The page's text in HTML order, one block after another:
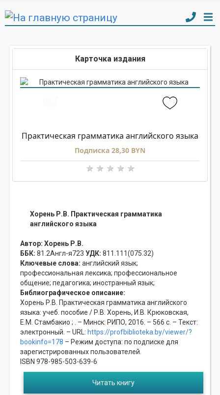
Карточка издания
Практическая грамматика английского языка
Подписка 28,30 BYN
Хорень Р.В. Практическая грамматика
английского языка
Автор: Хорень Р.В.
ББК: 81.2Англ-я723 УДК: 811.111(075.32)
Ключевые слова: английский язык;
профессиональная лексика; профессиональное
общение; педагогика; иностранный язык;
Библиографическое описание:
Хорень Р.В. Практическая грамматика английского
языка: учеб. пособие / Р.В. Хорень, И.В. Крюковская,
Е.М. Стамбакио ; . – Минск: РИПО, 2016. – 566 с. – Текст:
электронный. – URL: https://profbiblioteka.by/viewer/?
bookinfo=178 – Режим доступа: по подписке для
зарегистрированных пользователей.
ISBN 978-985-503-639-6
Читать книгу